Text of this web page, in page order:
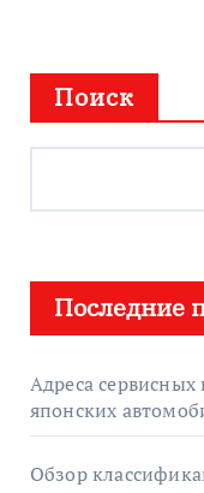
Поиск
Последние
Адреса
японских
Обзор